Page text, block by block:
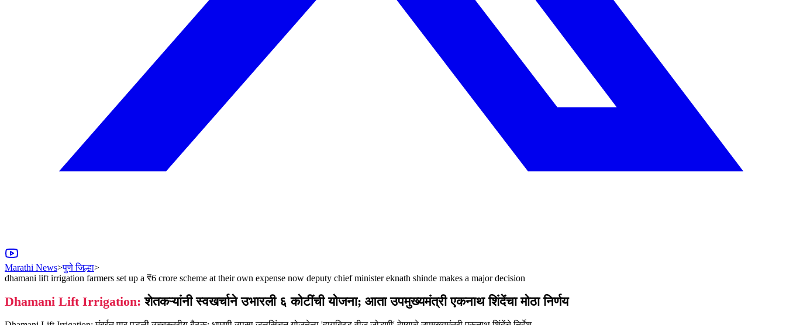
Marathi News>पुणे जिल्हा>
dhamani lift irrigation farmers set up a ₹6 crore scheme at their own expense now deputy chief minister eknath shinde makes a major decision
Dhamani Lift Irrigation: शेतकऱ्यांनी स्वखर्चाने उभारली ६ कोटींची योजना; आता उपमुख्यमंत्री एकनाथ शिंदेंचा मोठा निर्णय